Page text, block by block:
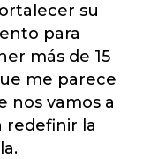
su
para
más de 15
me parece
nos vamos a
redefinir la